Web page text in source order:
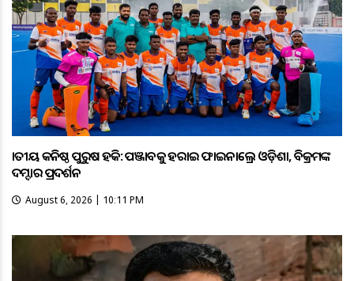
ଜାତୀୟ କନିଷ୍ଠ ପୁରୁଷ ହକି: ପଞ୍ଜାବକୁ ହରାଇ ଫାଇନାଲ୍ରେ ଓଡ଼ିଶା, ବିକ୍ରମଙ୍କ
ଦମ୍ଦାର ପ୍ରଦର୍ଶନ
August 6, 2026 | 10:11 PM